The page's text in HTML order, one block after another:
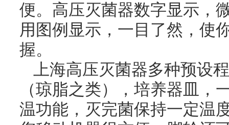
便。高压灭菌器数字显示，
用图例显示，一目了然，使
握。
上海高压灭菌器多种预设
（琼脂之类），培养器皿，
温功能，灭完菌保持一定温